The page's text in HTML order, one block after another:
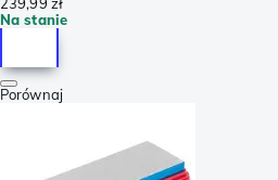
Na stanie
Porównaj